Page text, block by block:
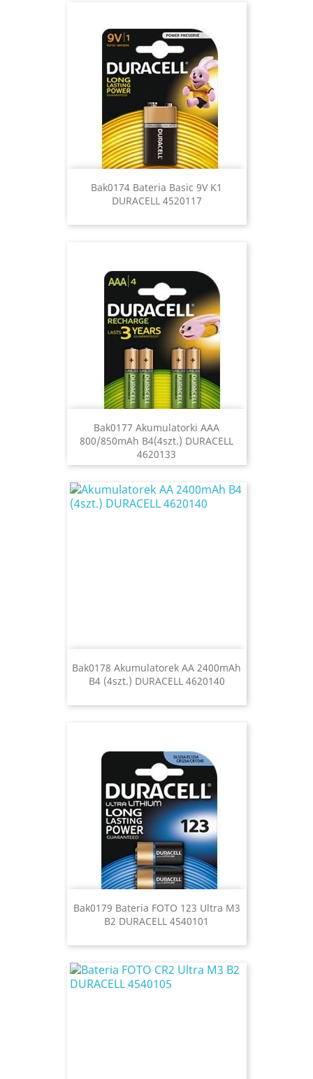
Bak0174 Bateria Basic 9V K1
DURACELL 4520117
Bak0177 Akumulatorki AAA
800/850mAh B4(4szt.) DURACELL
4620133
Bak0178 Akumulatorek AA 2400mAh
B4 (4szt.) DURACELL 4620140
Bak0179 Bateria FOTO 123 Ultra M3
B2 DURACELL 4540101